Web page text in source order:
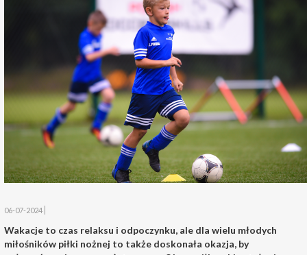
06-07-2024
Wakacje to czas relaksu i odpoczynku, ale dla wielu młodych
miłośników piłki nożnej to także doskonała okazja, by